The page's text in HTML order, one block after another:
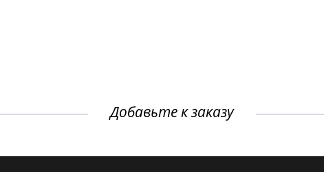
Добавьте к заказу